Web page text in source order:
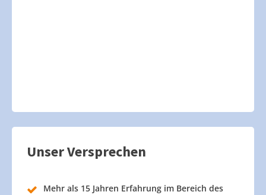
Unser Versprechen
Mehr als 15 Jahren Erfahrung im Bereich des